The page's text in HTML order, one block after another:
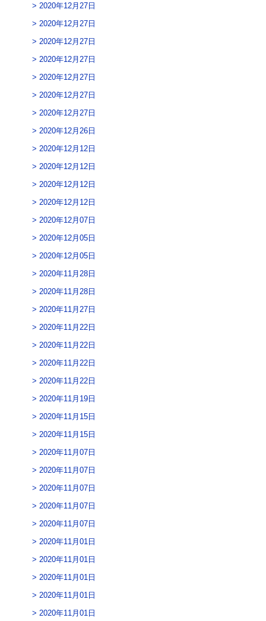
2020年12月27日
2020年12月27日
2020年12月27日
2020年12月27日
2020年12月27日
2020年12月27日
2020年12月27日
2020年12月26日
2020年12月12日
2020年12月12日
2020年12月12日
2020年12月12日
2020年12月07日
2020年12月05日
2020年12月05日
2020年11月28日
2020年11月28日
2020年11月27日
2020年11月22日
2020年11月22日
2020年11月22日
2020年11月22日
2020年11月19日
2020年11月15日
2020年11月15日
2020年11月07日
2020年11月07日
2020年11月07日
2020年11月07日
2020年11月07日
2020年11月01日
2020年11月01日
2020年11月01日
2020年11月01日
2020年11月01日